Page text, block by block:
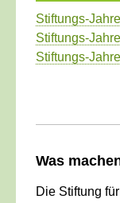
Stiftungs-
Stiftungs-
Stiftungs-
Was
Die Stiftung